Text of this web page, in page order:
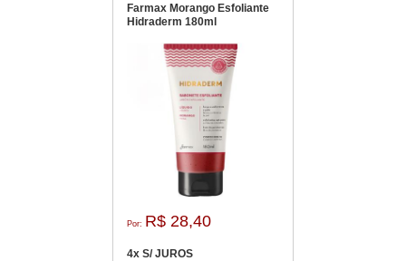
Farmax Morango Esfoliante
Hidraderm 180ml
Por: R$ 28,40
4x S/ JUROS